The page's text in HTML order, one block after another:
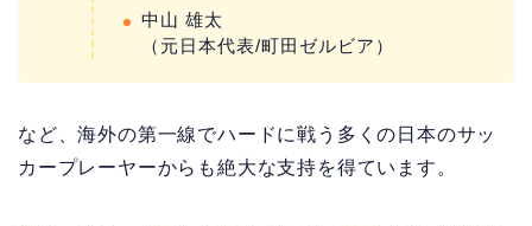
中山 雄太
（元日本代表/町田ゼルビア）
など、海外の第一線でハードに戦う多くの日本のサッ
カープレーヤーからも絶大な支持を得ています。